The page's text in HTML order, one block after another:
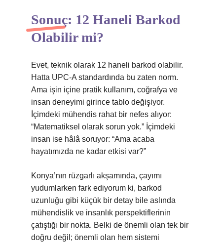
Sonuç: 12 Haneli Barkod
Olabilir mi?
Evet, teknik olarak 12 haneli barkod olabilir.
Hatta UPC-A standardında bu zaten norm.
Ama işin içine pratik kullanım, coğrafya ve
insan deneyimi girince tablo değişiyor.
İçimdeki mühendis rahat bir nefes alıyor:
“Matematiksel olarak sorun yok.” İçimdeki
insan ise hâlâ soruyor: “Ama acaba
hayatımızda ne kadar etkisi var?”
Konya’nın rüzgarlı akşamında, çayımı
yudumlarken fark ediyorum ki, barkod
uzunluğu gibi küçük bir detay bile aslında
mühendislik ve insanlık perspektiflerinin
çatıştığı bir nokta. Belki de önemli olan tek bir
doğru değil; önemli olan hem sistemi